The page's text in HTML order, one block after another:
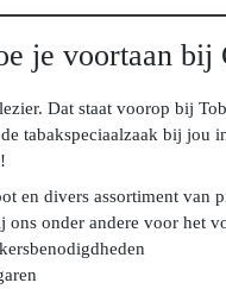
je voortaan bij
Dat staat voorop bij
tabakspeciaalzaak bij jou
en divers assortiment van
ons onder andere voor het